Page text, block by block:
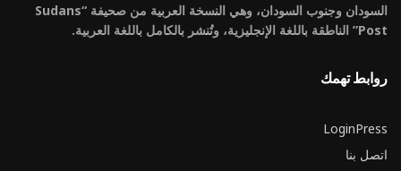
السودان وجنوب السودان، وهي النسخة العربية من صحيفة “Sudans
Post” الناطقة باللغة الإنجليزية، وتُنشر بالكامل باللغة العربية.
روابط تهمك
LoginPress
اتصل بنا